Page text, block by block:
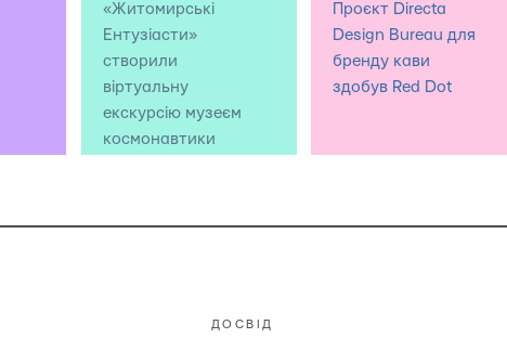
«Житомирські
Ентузіасти»
створили
віртуальну
екскурсію музеєм
космонавтики
Проєкт Directa
Design Bureau для
бренду кави
здобув Red Dot
ДОСВІД